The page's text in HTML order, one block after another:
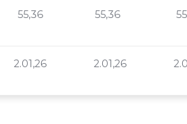
55,36 55,36
2.01,26 2.01,26